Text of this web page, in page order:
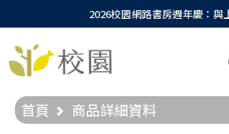
2026校園網路書房週年慶：與
首頁 商品詳細資料